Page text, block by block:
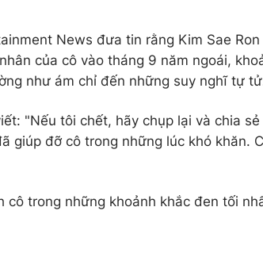
News đưa tin rằng Kim Sae Ron
của cô vào tháng 9 năm ngoái,
như ám chỉ đến những suy nghĩ tự
"Nếu tôi chết, hãy chụp lại và chia sẻ
giúp đỡ cô trong những lúc khó khăn.
cô trong những khoảnh khắc đen tối